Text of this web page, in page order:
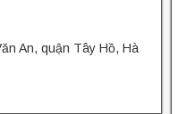
An, quận Tây Hồ, Hà